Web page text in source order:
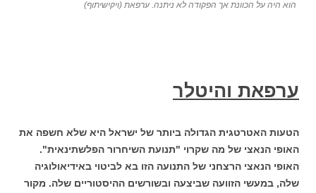
הוא היה על הכוונת אך הפקודה לא ניתנה. ערפאת (ויקישיתוף)
ערפאת והיטלר
הטעות האטרטגית הגדולה ביותר של ישראל היא שלא חשפה את
האופי הנאצי של מה שקרוי "תנועת השיחרור הפלשתינאית".
האופי הנאצי הרצחני של התנועה הזו בא לביטוי באידיאולוגיה
שלה, במעשי הזוועה שביצעה ובשורשים ההיסטוריים שלה. מקור